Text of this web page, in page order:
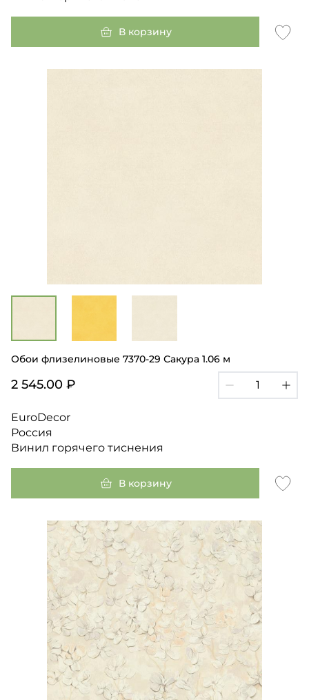
В корзину
Обои флизелиновые 7370-29 Сакура 1.06 м
2 545.00 ₽
EuroDecor
Россия
Винил горячего тиснения
В корзину